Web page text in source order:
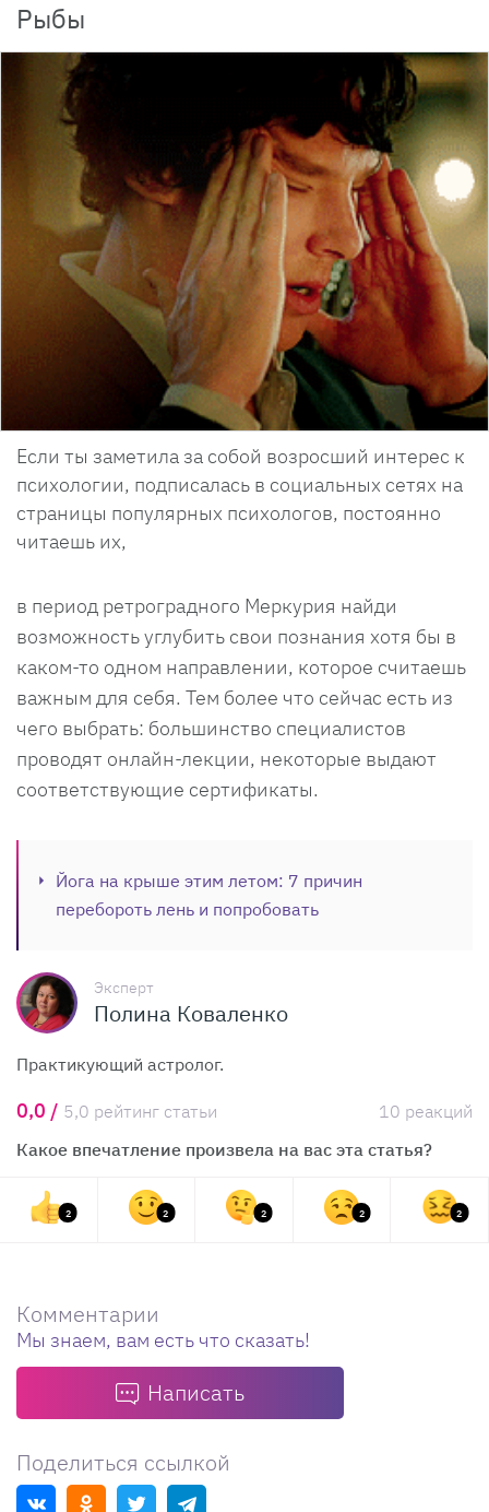
Рыбы
Если ты заметила за собой возросший интерес к
психологии, подписалась в социальных сетях на
страницы популярных психологов, постоянно
читаешь их,
в период ретроградного Меркурия найди
возможность углубить свои познания хотя бы в
каком-то одном направлении, которое считаешь
важным для себя. Тем более что сейчас есть из
чего выбрать: большинство специалистов
проводят онлайн-лекции, некоторые выдают
соответствующие сертификаты.
Йога на крыше этим летом: 7 причин
перебороть лень и попробовать
Эксперт
Полина Коваленко
Практикующий астролог.
0,0 / 5,0 рейтинг статьи
10 реакций
Какое впечатление произвела на вас эта статья?
2 2 2 2 2
Комментарии
Мы знаем, вам есть что сказать!
Написать
Поделиться ссылкой